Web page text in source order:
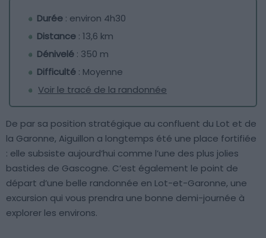
Durée : environ 4h30
Distance : 13,6 km
Dénivelé : 350 m
Difficulté : Moyenne
Voir le tracé de la randonnée
De par sa position stratégique au confluent du Lot et de
la Garonne, Aiguillon a longtemps été une place fortifiée
: elle subsiste aujourd’hui comme l’une des plus jolies
bastides de Gascogne. C’est également le point de
départ d’une belle randonnée en Lot-et-Garonne, une
excursion qui vous prendra une bonne demi-journée à
explorer les environs.